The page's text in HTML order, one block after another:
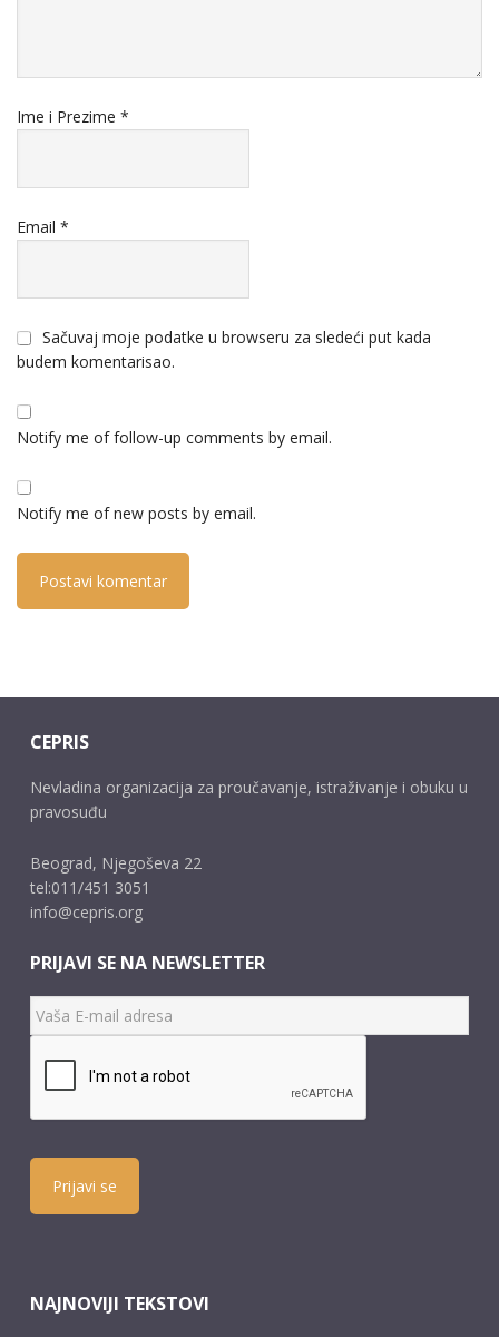
Ime i Prezime *
Email *
Sačuvaj moje podatke u browseru za sledeći put kada
budem komentarisao.
Notify me of follow-up comments by email.
Notify me of new posts by email.
CEPRIS
Nevladina organizacija za proučavanje, istraživanje i obuku u
pravosuđu
Beograd, Njegoševa 22
tel:011/451 3051
info@cepris.org
PRIJAVI SE NA NEWSLETTER
Prijavi se
NAJNOVIJI TEKSTOVI